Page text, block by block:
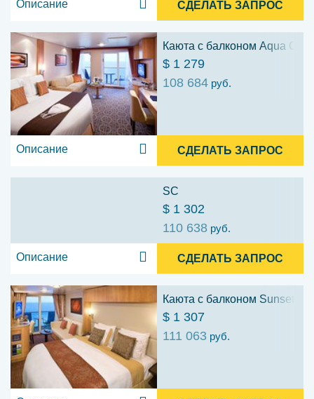
Описание СДЕЛАТЬ ЗАПРОС
Каюта с балконом Aqua
$ 1 279
108 684 руб.
Описание СДЕЛАТЬ ЗАПРОС
SC
$ 1 302
110 638 руб.
Описание СДЕЛАТЬ ЗАПРОС
Каюта с балконом Sunset
$ 1 307
111 063 руб.